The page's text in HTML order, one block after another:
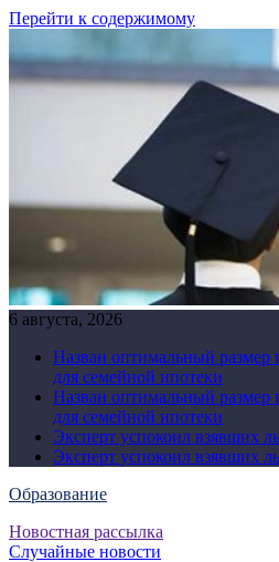
Перейти к содержимому
6 августа, 2026
Назван оптимальный размер
для семейной ипотеки
Назван оптимальный размер
для семейной ипотеки
Эксперт успокоил взявших
Эксперт успокоил взявших
Образование
Новостная рассылка
Случайные новости